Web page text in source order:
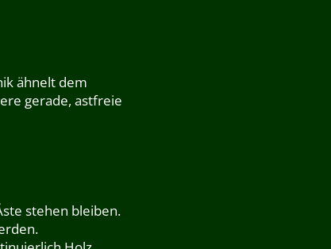
ähnelt dem
gerade, astfreie
stehen bleiben.